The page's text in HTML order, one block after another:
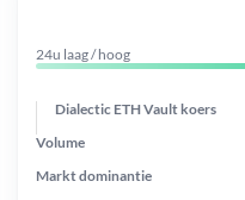
24u laag / hoog
Dialectic ETH Vault koers
Markt dominantie
Volume